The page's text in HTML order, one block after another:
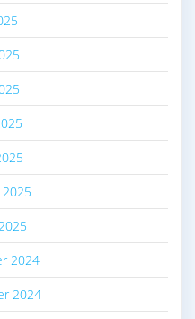
2025
2024
2024